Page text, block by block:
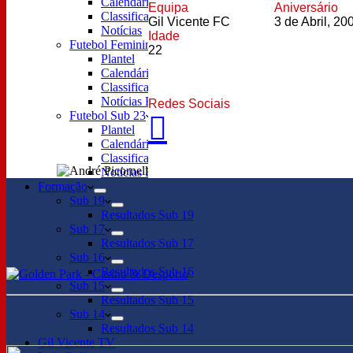
Classificação
Notícias
Futebol Feminino
Plantel
Calendário
Classificação
Notícias Futebol Feminino
Futebol Sub 23
Plantel
Calendário Sub 23
Classificação Sub 23
Notícias Futebol Sub 23
Formação
Sub 19
Resultados Sub 19
Sub 17
Resultados Sub 17
Sub 16
Resultados Sub 16
Sub 15
Resultados Sub 15
Sub 14
Resultados Sub 14
Gil Vicente TV
Equipa
Gil Vicente FC
Aniversário
3 de Abril,
Idade
22
Redes Sociais